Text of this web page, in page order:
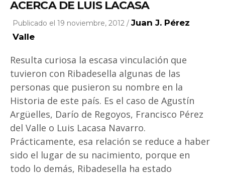
ACERCA DE LUIS LACASA
Publicado el 19 noviembre, 2012 / Juan J. Pérez
Valle
Resulta curiosa la escasa vinculación que
tuvieron con Ribadesella algunas de las
personas que pusieron su nombre en la
Historia de este país. Es el caso de Agustín
Argüelles, Darío de Regoyos, Francisco Pérez
del Valle o Luis Lacasa Navarro.
Prácticamente, esa relación se reduce a haber
sido el lugar de su nacimiento, porque en
todo lo demás, Ribadesella ha estado